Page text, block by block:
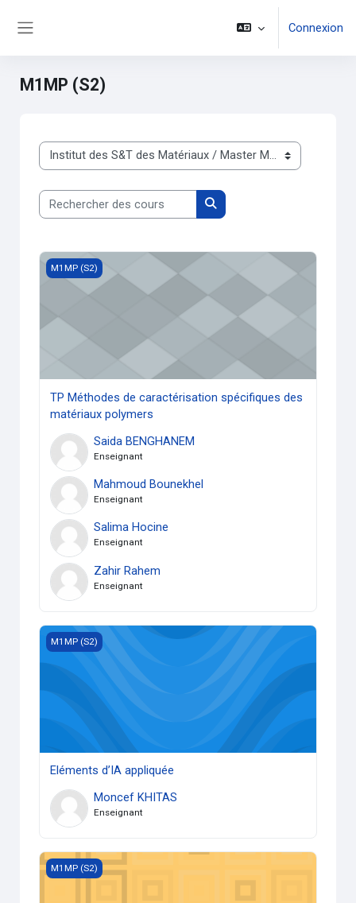
Connexion
M1MP (S2)
Catégories de cours
Rechercher des cours
Rechercher des cours
TP Méthodes de caractérisation spécifiques des
M1MP (S2)
TP Méthodes de caractérisation spécifiques des
matériaux polymers
Saida BENGHANEM
Enseignant
Mahmoud Bounekhel
Enseignant
Salima Hocine
Enseignant
Zahir Rahem
Enseignant
Eléments d’IA appliquée
M1MP (S2)
Eléments d’IA appliquée
Moncef KHITAS
Enseignant
Respect des normes et des règles d’éthique et d'intégrité
M1MP (S2)